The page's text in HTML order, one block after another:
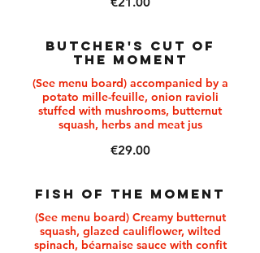
BUTCHER'S CUT OF
THE MOMENT
(See menu board) accompanied by a
potato mille-feuille, onion ravioli
stuffed with mushrooms, butternut
squash, herbs and meat jus
€29.00
FISH OF THE MOMENT
(See menu board) Creamy butternut
squash, glazed cauliflower, wilted
spinach, béarnaise sauce with confit